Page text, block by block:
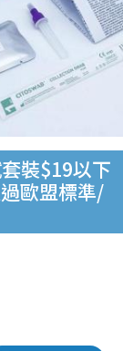
裝$19以下
歐盟標準/